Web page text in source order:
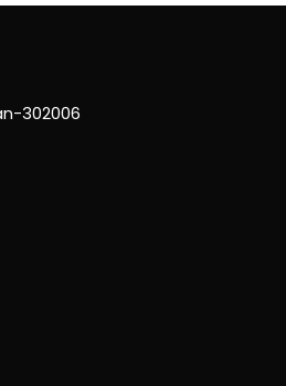
302006